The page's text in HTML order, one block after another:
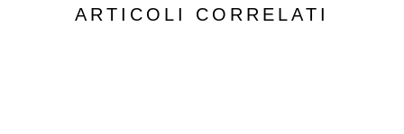
ARTICOLI CORRELATI